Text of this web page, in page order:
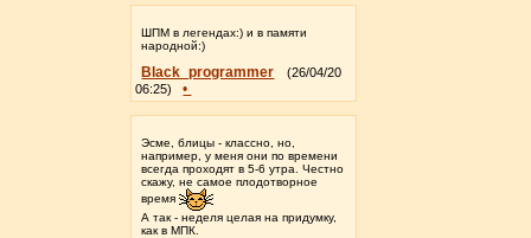
ШПМ в легендах:) и в памяти
народной:)
Black_programmer
(26/04/20
06:25)
•
Эсме, блицы - классно, но,
например, у меня они по времени
всегда проходят в 5-6 утра. Честно
скажу, не самое плодотворное
время
А так - неделя целая на придумку,
как в МПК.